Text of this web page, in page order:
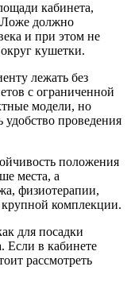
кабинета,
Ложе должно
и при этом не
кушетки.
лежать без
с ограниченной
модели, но
проведения
положения
места, а
физиотерапии,
комплекции.
для посадки
Если в кабинете
рассмотреть